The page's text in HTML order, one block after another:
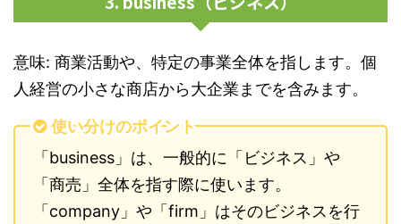
意味: 商業活動や、特定の事業全体を指します。個
人経営の小さな商店から大企業までを含みます。
使い分けのポイント
「business」は、一般的に「ビジネス」や
「商売」全体を指す際に使います。
「company」や「firm」はそのビジネスを行